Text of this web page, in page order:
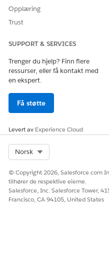
Opplæring
Trust
SUPPORT & SERVICES
Trenger du hjelp? Finn flere
ressurser, eller få kontakt med
en ekspert.
Få støtte
Levert av Experience Cloud
Norsk
© Copyright 2026, Salesforce.com
tilhører de respektive eierne.
Salesforce, Inc. Salesforce Tower,
Francisco, CA 94105, United States